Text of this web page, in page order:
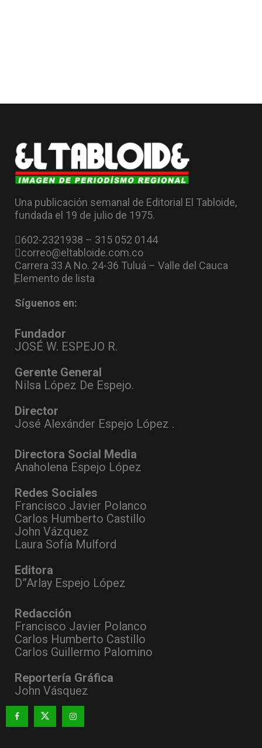
Una publicación semanal de Editorial El Tabloide,
fundada el 19 de julio de 1975.
602-2321938 – 315 052 0144
correo@eltabloide.com.co
Carrera 33 A No. 24-36 Tuluá – Valle del Cauca
Elemento de lista
Síguenos en:
Fundador
JOSÉ W. ESPEJO R.
Gerente General
Nilsa López De Espejo.
Director
José Alexánder Espejo López .
Directora Social Media
Anaholena Espejo López
Redes Sociales
Francisco Javier Polanco
Carlos Humberto Castillo
John Vázquez
Laura Sofía Mulford
Editora
D”Arlay Espejo López
Redacción
Francisco Javier Polanco
Carlos Humberto Castillo
Carlos Guillermo Palomino
Reportería Gráfica
John Vásquez